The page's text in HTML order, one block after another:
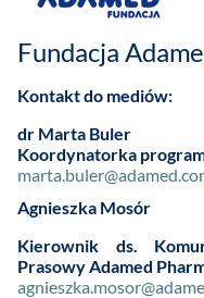
Fundacja
Kontakt do mediów:
dr Marta Buler
Koordynatorka
Agnieszka Mosór
Kierownik ds.
Prasowy Adamed